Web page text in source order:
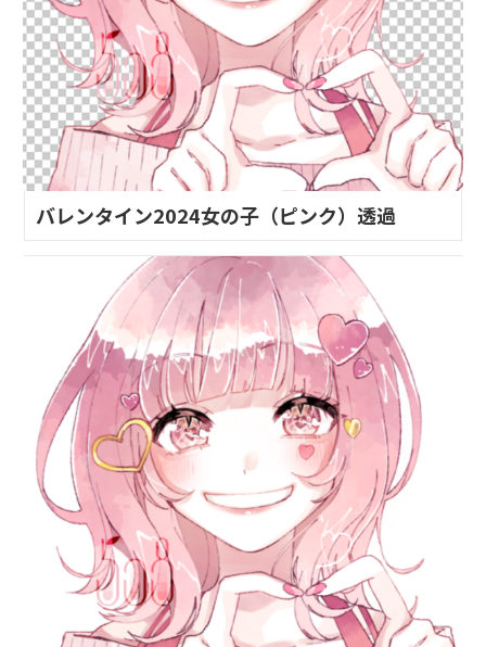
バレンタイン2024女の子（ピンク）透過